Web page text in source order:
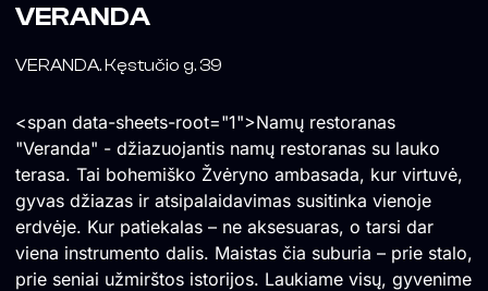
VERANDA
VERANDA. Kęstučio g. 39
<span data-sheets-root="1">Namų restoranas
"Veranda" - džiazuojantis namų restoranas su lauko
terasa. Tai bohemiško Žvėryno ambasada, kur virtuvė,
gyvas džiazas ir atsipalaidavimas susitinka vienoje
erdvėje. Kur patiekalas – ne aksesuaras, o tarsi dar
viena instrumento dalis. Maistas čia suburia – prie stalo,
prie seniai užmirštos istorijos. Laukiame visų, gyvenime